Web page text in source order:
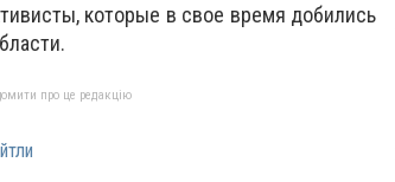
которые в свое время добились
про це редакцію